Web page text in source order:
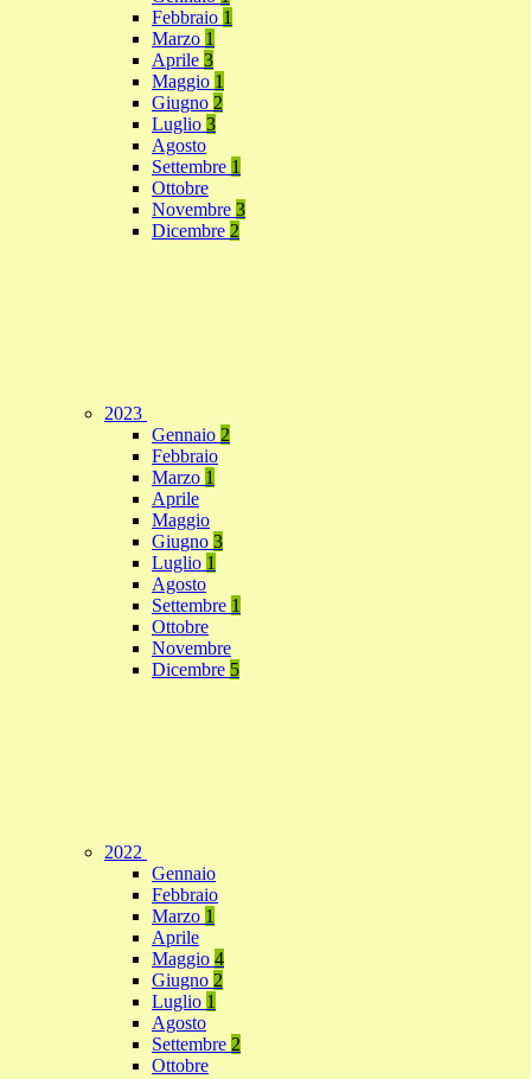
Febbraio 1
Marzo 1
Aprile 3
Maggio 1
Giugno 2
Luglio 3
Agosto
Settembre 1
Ottobre
Novembre 3
Dicembre 2
2023
Gennaio 2
Febbraio
Marzo 1
Aprile
Maggio
Giugno 3
Luglio 1
Agosto
Settembre 1
Ottobre
Novembre
Dicembre 5
2022
Gennaio
Febbraio
Marzo 1
Aprile
Maggio 4
Giugno 2
Luglio 1
Agosto
Settembre 2
Ottobre